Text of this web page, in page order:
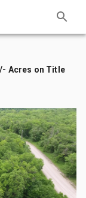
Acres on Title